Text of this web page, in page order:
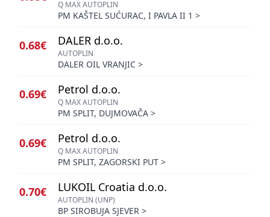
Q MAX AUTOPLIN
PM KAŠTEL SUĆURAC, I PAVLA II 1 >
0.68€ DALER d.o.o.
AUTOPLIN
DALER OIL VRANJIC >
0.69€ Petrol d.o.o.
Q MAX AUTOPLIN
PM SPLIT, DUJMOVAČA >
0.69€ Petrol d.o.o.
Q MAX AUTOPLIN
PM SPLIT, ZAGORSKI PUT >
0.70€ LUKOIL Croatia d.o.o.
AUTOPLIN (UNP)
BP SIROBUJA SJEVER >